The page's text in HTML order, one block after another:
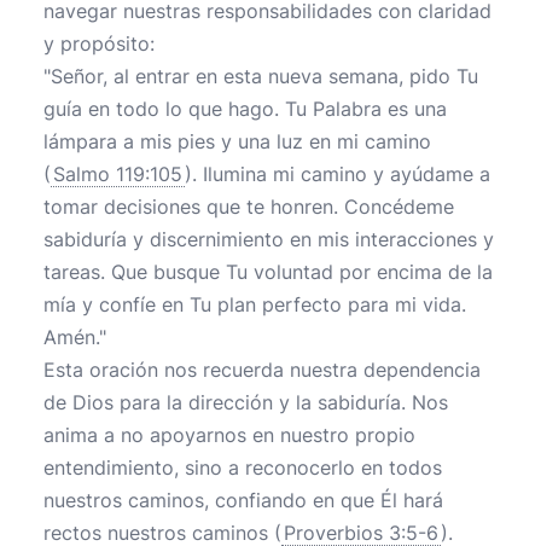
navegar nuestras responsabilidades con claridad
y propósito:
"Señor, al entrar en esta nueva semana, pido Tu
guía en todo lo que hago. Tu Palabra es una
lámpara a mis pies y una luz en mi camino
( Salmo 119:105 ). Ilumina mi camino y ayúdame a
tomar decisiones que te honren. Concédeme
sabiduría y discernimiento en mis interacciones y
tareas. Que busque Tu voluntad por encima de la
mía y confíe en Tu plan perfecto para mi vida.
Amén."
Esta oración nos recuerda nuestra dependencia
de Dios para la dirección y la sabiduría. Nos
anima a no apoyarnos en nuestro propio
entendimiento, sino a reconocerlo en todos
nuestros caminos, confiando en que Él hará
rectos nuestros caminos ( Proverbios 3:5-6 ).